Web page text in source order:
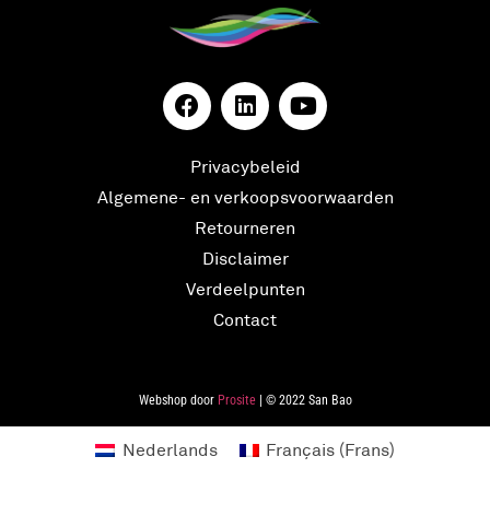
Privacybeleid
Algemene- en verkoopsvoorwaarden
Retourneren
Disclaimer
Verdeelpunten
Contact
Webshop door Prosite| © 2022 San Bao
Nederlands Français(Frans)